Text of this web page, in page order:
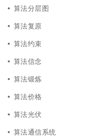
算法分层图
算法复原
算法约束
算法信念
算法锻炼
算法价格
算法光伏
算法通信系统